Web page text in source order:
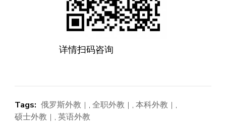
详情扫码咨询
Tags: 俄罗斯外教 , 全职外教 , 本科外教
,
硕士外教
, 英语外教